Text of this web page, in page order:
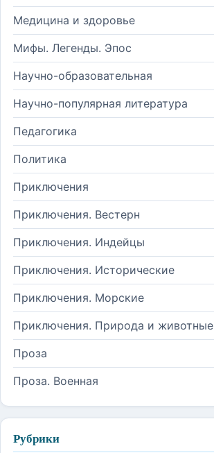
Медицина и здоровье
Мифы. Легенды. Эпос
Научно-образовательная
Научно-популярная литература
Педагогика
Политика
Приключения
Приключения. Вестерн
Приключения. Индейцы
Приключения. Исторические
Приключения. Морские
Приключения. Природа и животные
Проза
Проза. Военная
Рубрики